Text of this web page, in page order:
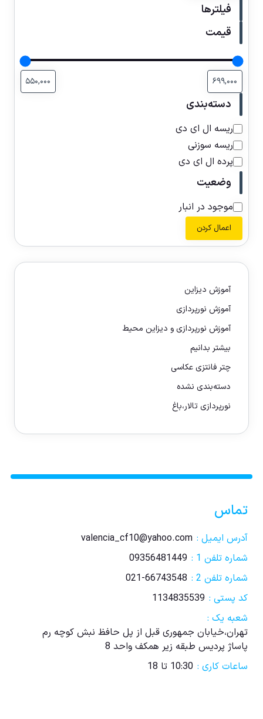
فیلترها
قیمت
دسته‌بندی
ریسه ال ای دی
ریسه سوزنی
پرده ال ای دی
وضعیت
موجود در انبار
اعمال کردن
آموزش دیزاین
آموزش نورپردازی
آموزش نورپردازی و دیزاین محیط
بیشتر بدانیم
چتر فانتزی عکاسی
دسته‌بندی نشده
نورپردازی تالار،باغ
تماس
آدرس ایمیل : valencia_cf10@yahoo.com
شماره تلفن 1 :
09356481449
شماره تلفن 2 :
021-66743548
کد پستی : 1134835539
شعبه یک :
تهران،خیابان جمهوری قبل از پل حافظ نبش کوچه رم
پاساژ پردیس طبقه زیر همکف واحد 8
ساعات کاری : 10:30 تا 18